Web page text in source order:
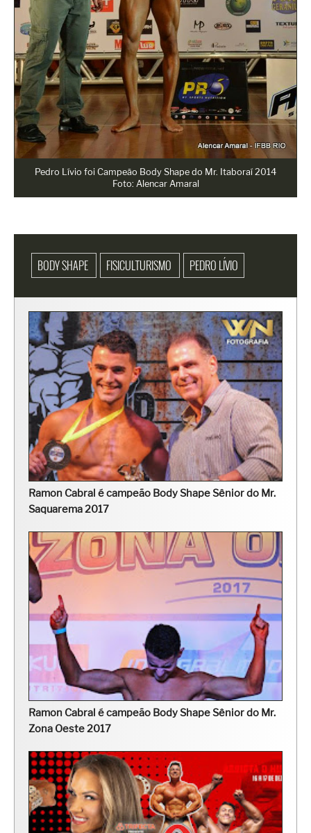
Pedro Lívio foi Campeão Body Shape do Mr. Itaboraí 2014
Foto: Alencar Amaral
BODY SHAPE FISICULTURISMO PEDRO LÍVIO
Ramon Cabral é campeão Body Shape Sênior do Mr.
Saquarema 2017
Ramon Cabral é campeão Body Shape Sênior do Mr.
Zona Oeste 2017